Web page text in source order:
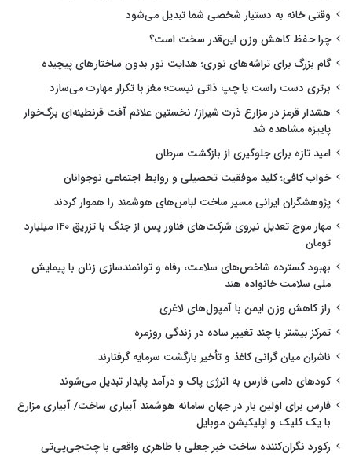
وقتی خانه به دستیار شخصی شما تبدیل می‌شود
چرا حفظ کاهش وزن این‌قدر سخت است؟
گام بزرگ برای تراشه‌های نوری؛ هدایت نور بدون ساختارهای پیچیده
برتری دست راست یا چپ ذاتی نیست؛ مغز با تکرار مهارت می‌سازد
هشدار قرمز در مزارع ذرت شیراز/ نخستین علائم آفت قرنطینه‌ای برگ‌خوار
پاییزه مشاهده شد
امید تازه برای جلوگیری از بازگشت سرطان
خواب کافی؛ کلید موفقیت تحصیلی و روابط اجتماعی نوجوانان
پژوهشگران ایرانی مسیر ساخت لباس‌های هوشمند را هموار کردند
مهار موج تعدیل نیروی شرکت‌های فناور پس از جنگ با تزریق ۱۴۰ میلیارد
تومان
بهبود گسترده شاخص‌های سلامت، رفاه و توانمندسازی زنان با پیمایش
ملی سلامت خانواده هند
راز کاهش وزن ایمن با آمپول‌های لاغری
تمرکز بیشتر با چند تغییر ساده در زندگی روزمره
ناشران میان گرانی کاغذ و تأخیر بازگشت سرمایه گرفتارند
کودهای دامی فارس به انرژی پاک و درآمد پایدار تبدیل می‌شوند
فارس برای اولین بار در جهان سامانه هوشمند آبیاری ساخت/ آبیاری مزارع
با یک کلیک و اپلیکیشن موبایل
رکورد نگران‌کننده ساخت خبر جعلی با ظاهری واقعی با چت‌جی‌پی‌تی